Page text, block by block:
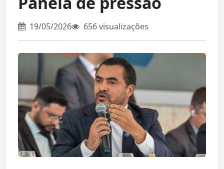
19/05/2026 656 visualizações